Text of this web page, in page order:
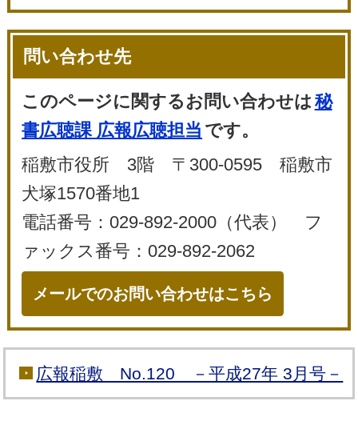
問い合わせ先
このページに関するお問い合わせは秘
書広聴課 広報広聴担当 です。
稲敷市役所 3階 〒300-0595 稲敷市
犬塚1570番地1
電話番号：029-892-2000（代表） フ
ァックス番号：029-892-2062
メールでのお問い合わせはこちら
広報稲敷 No.120 －平成27年 3月号－